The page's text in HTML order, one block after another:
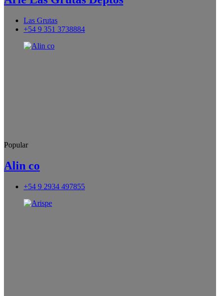
Las Grutas
+54 9 351 3738884
Popular
Alin co
+54 9 2934 497855